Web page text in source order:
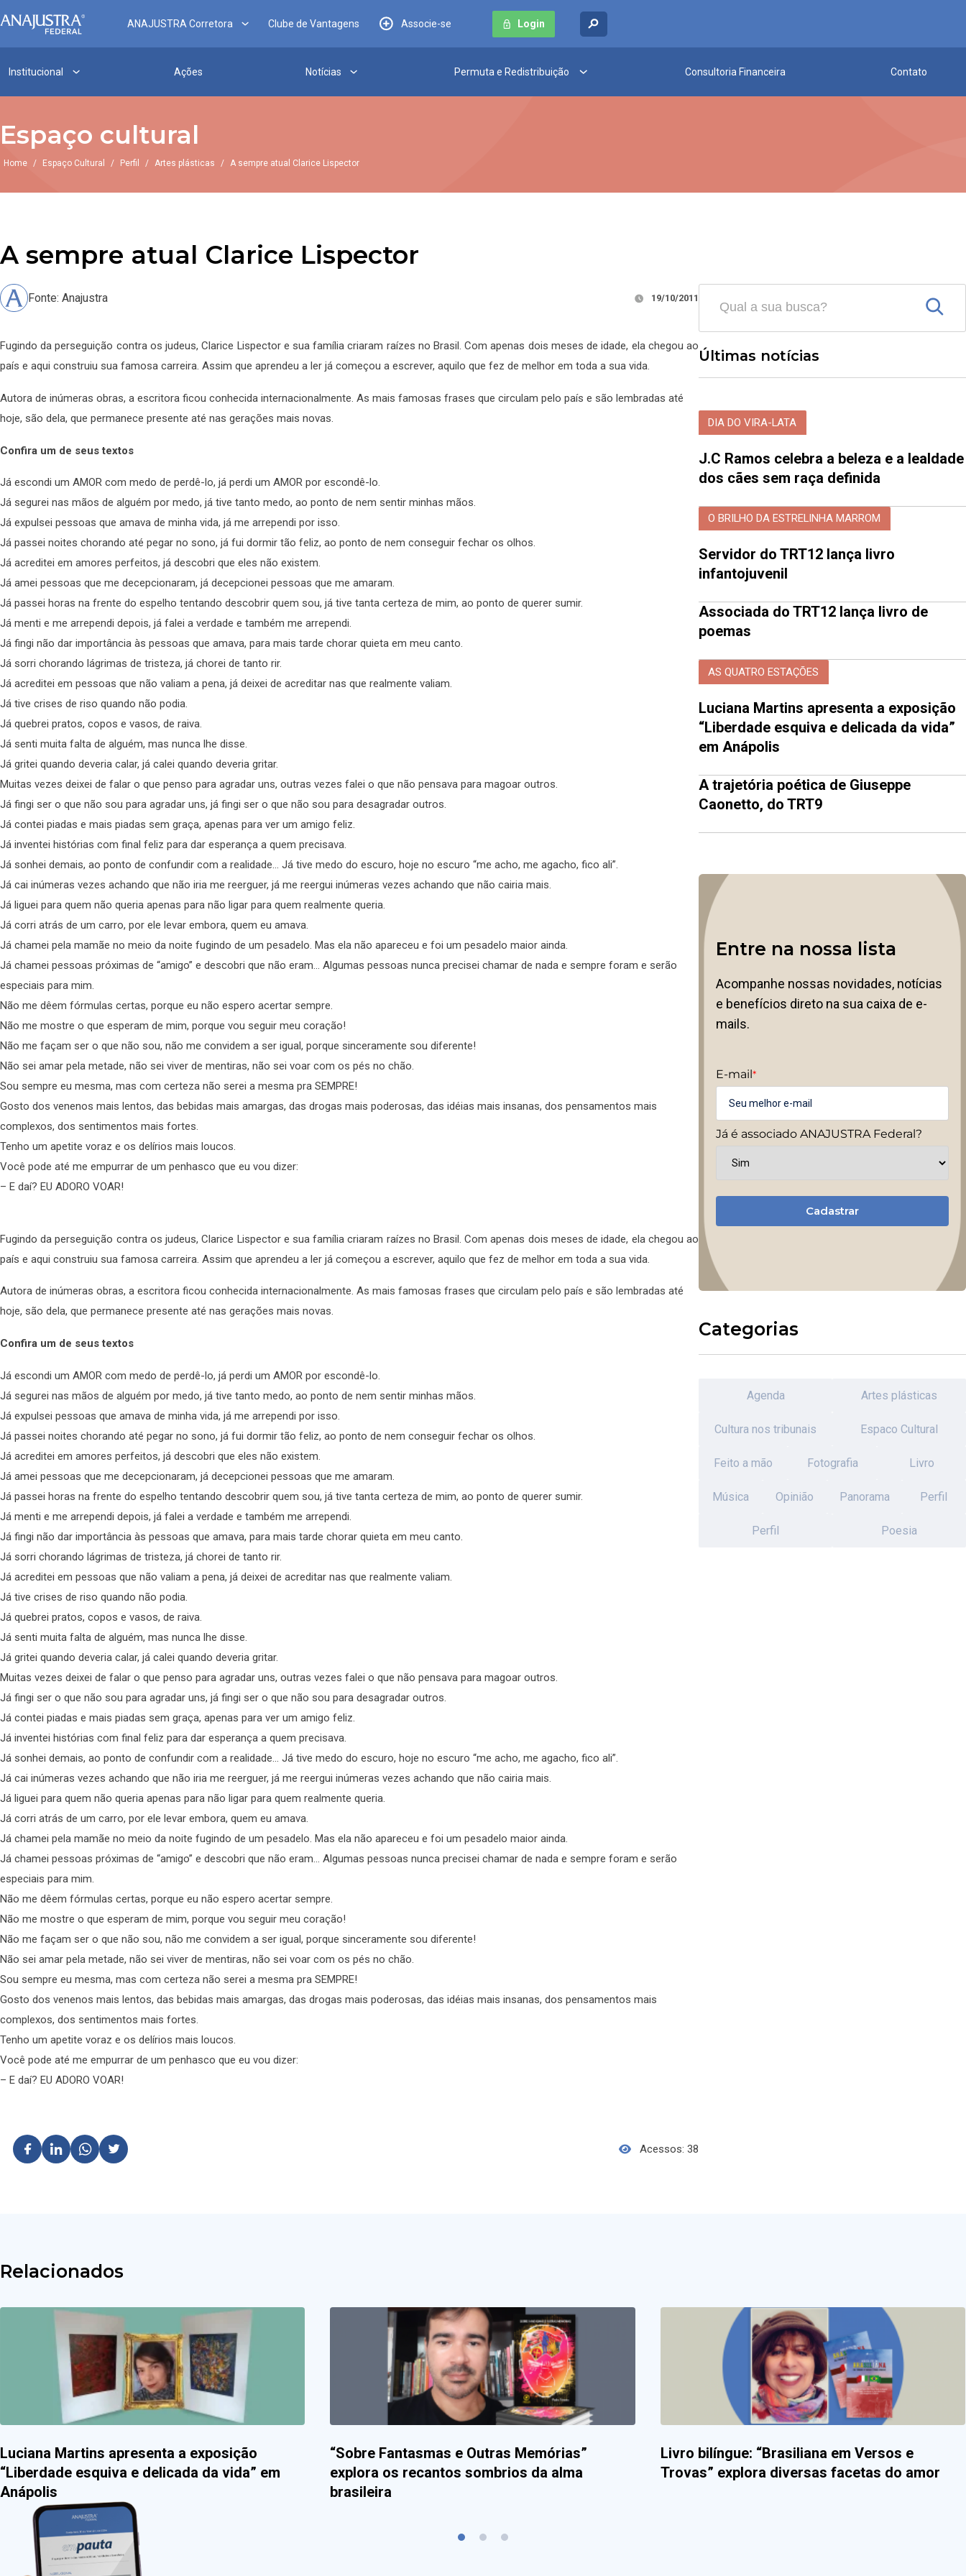
ANAJUSTRA Corretora Clube de Vantagens Associe-se Login
Institucional Ações Notícias Permuta e Redistribuição Consultoria Financeira Contato
Espaço cultural
Home / Espaço Cultural / Perfil / Artes plásticas / A sempre atual Clarice Lispector
A sempre atual Clarice Lispector
Fonte: Anajustra 19/10/2011
Fugindo da perseguição contra os judeus, Clarice Lispector e sua família criaram raízes no Brasil. Com apenas dois meses de idade, ela chegou ao
país e aqui construiu sua famosa carreira. Assim que aprendeu a ler já começou a escrever, aquilo que fez de melhor em toda a sua vida.
Autora de inúmeras obras, a escritora ficou conhecida internacionalmente. As mais famosas frases que circulam pelo país e são lembradas até
hoje, são dela, que permanece presente até nas gerações mais novas.
Confira um de seus textos
Já escondi um AMOR com medo de perdê-lo, já perdi um AMOR por escondê-lo.
Já segurei nas mãos de alguém por medo, já tive tanto medo, ao ponto de nem sentir minhas mãos.
Já expulsei pessoas que amava de minha vida, já me arrependi por isso.
Já passei noites chorando até pegar no sono, já fui dormir tão feliz, ao ponto de nem conseguir fechar os olhos.
Já acreditei em amores perfeitos, já descobri que eles não existem.
Já amei pessoas que me decepcionaram, já decepcionei pessoas que me amaram.
Já passei horas na frente do espelho tentando descobrir quem sou, já tive tanta certeza de mim, ao ponto de querer sumir.
Já menti e me arrependi depois, já falei a verdade e também me arrependi.
Já fingi não dar importância às pessoas que amava, para mais tarde chorar quieta em meu canto.
Já sorri chorando lágrimas de tristeza, já chorei de tanto rir.
Já acreditei em pessoas que não valiam a pena, já deixei de acreditar nas que realmente valiam.
Já tive crises de riso quando não podia.
Já quebrei pratos, copos e vasos, de raiva.
Já senti muita falta de alguém, mas nunca lhe disse.
Já gritei quando deveria calar, já calei quando deveria gritar.
Muitas vezes deixei de falar o que penso para agradar uns, outras vezes falei o que não pensava para magoar outros.
Já fingi ser o que não sou para agradar uns, já fingi ser o que não sou para desagradar outros.
Já contei piadas e mais piadas sem graça, apenas para ver um amigo feliz.
Já inventei histórias com final feliz para dar esperança a quem precisava.
Já sonhei demais, ao ponto de confundir com a realidade… Já tive medo do escuro, hoje no escuro “me acho, me agacho, fico ali”.
Já cai inúmeras vezes achando que não iria me reerguer, já me reergui inúmeras vezes achando que não cairia mais.
Já liguei para quem não queria apenas para não ligar para quem realmente queria.
Já corri atrás de um carro, por ele levar embora, quem eu amava.
Já chamei pela mamãe no meio da noite fugindo de um pesadelo. Mas ela não apareceu e foi um pesadelo maior ainda.
Já chamei pessoas próximas de “amigo” e descobri que não eram… Algumas pessoas nunca precisei chamar de nada e sempre foram e serão
especiais para mim.
Não me dêem fórmulas certas, porque eu não espero acertar sempre.
Não me mostre o que esperam de mim, porque vou seguir meu coração!
Não me façam ser o que não sou, não me convidem a ser igual, porque sinceramente sou diferente!
Não sei amar pela metade, não sei viver de mentiras, não sei voar com os pés no chão.
Sou sempre eu mesma, mas com certeza não serei a mesma pra SEMPRE!
Gosto dos venenos mais lentos, das bebidas mais amargas, das drogas mais poderosas, das idéias mais insanas, dos pensamentos mais
complexos, dos sentimentos mais fortes.
Tenho um apetite voraz e os delírios mais loucos.
Você pode até me empurrar de um penhasco que eu vou dizer:
– E daí? EU ADORO VOAR!
Fugindo da perseguição contra os judeus, Clarice Lispector e sua família criaram raízes no Brasil. Com apenas dois meses de idade, ela chegou ao
país e aqui construiu sua famosa carreira. Assim que aprendeu a ler já começou a escrever, aquilo que fez de melhor em toda a sua vida.
Autora de inúmeras obras, a escritora ficou conhecida internacionalmente. As mais famosas frases que circulam pelo país e são lembradas até
hoje, são dela, que permanece presente até nas gerações mais novas.
Confira um de seus textos
Já escondi um AMOR com medo de perdê-lo, já perdi um AMOR por escondê-lo.
Já segurei nas mãos de alguém por medo, já tive tanto medo, ao ponto de nem sentir minhas mãos.
Já expulsei pessoas que amava de minha vida, já me arrependi por isso.
Já passei noites chorando até pegar no sono, já fui dormir tão feliz, ao ponto de nem conseguir fechar os olhos.
Já acreditei em amores perfeitos, já descobri que eles não existem.
Já amei pessoas que me decepcionaram, já decepcionei pessoas que me amaram.
Já passei horas na frente do espelho tentando descobrir quem sou, já tive tanta certeza de mim, ao ponto de querer sumir.
Já menti e me arrependi depois, já falei a verdade e também me arrependi.
Já fingi não dar importância às pessoas que amava, para mais tarde chorar quieta em meu canto.
Já sorri chorando lágrimas de tristeza, já chorei de tanto rir.
Já acreditei em pessoas que não valiam a pena, já deixei de acreditar nas que realmente valiam.
Já tive crises de riso quando não podia.
Já quebrei pratos, copos e vasos, de raiva.
Já senti muita falta de alguém, mas nunca lhe disse.
Já gritei quando deveria calar, já calei quando deveria gritar.
Muitas vezes deixei de falar o que penso para agradar uns, outras vezes falei o que não pensava para magoar outros.
Já fingi ser o que não sou para agradar uns, já fingi ser o que não sou para desagradar outros.
Já contei piadas e mais piadas sem graça, apenas para ver um amigo feliz.
Já inventei histórias com final feliz para dar esperança a quem precisava.
Já sonhei demais, ao ponto de confundir com a realidade… Já tive medo do escuro, hoje no escuro “me acho, me agacho, fico ali”.
Já cai inúmeras vezes achando que não iria me reerguer, já me reergui inúmeras vezes achando que não cairia mais.
Já liguei para quem não queria apenas para não ligar para quem realmente queria.
Já corri atrás de um carro, por ele levar embora, quem eu amava.
Já chamei pela mamãe no meio da noite fugindo de um pesadelo. Mas ela não apareceu e foi um pesadelo maior ainda.
Já chamei pessoas próximas de “amigo” e descobri que não eram… Algumas pessoas nunca precisei chamar de nada e sempre foram e serão
especiais para mim.
Não me dêem fórmulas certas, porque eu não espero acertar sempre.
Não me mostre o que esperam de mim, porque vou seguir meu coração!
Não me façam ser o que não sou, não me convidem a ser igual, porque sinceramente sou diferente!
Não sei amar pela metade, não sei viver de mentiras, não sei voar com os pés no chão.
Sou sempre eu mesma, mas com certeza não serei a mesma pra SEMPRE!
Gosto dos venenos mais lentos, das bebidas mais amargas, das drogas mais poderosas, das idéias mais insanas, dos pensamentos mais
complexos, dos sentimentos mais fortes.
Tenho um apetite voraz e os delírios mais loucos.
Você pode até me empurrar de um penhasco que eu vou dizer:
– E daí? EU ADORO VOAR!
Acessos: 38
Últimas notícias
DIA DO VIRA-LATA
J.C Ramos celebra a beleza e a lealdade
dos cães sem raça definida
O BRILHO DA ESTRELINHA MARROM
Servidor do TRT12 lança livro
infantojuvenil
Associada do TRT12 lança livro de
poemas
AS QUATRO ESTAÇÕES
Luciana Martins apresenta a exposição
“Liberdade esquiva e delicada da vida”
em Anápolis
A trajetória poética de Giuseppe
Caonetto, do TRT9
Entre na nossa lista
Acompanhe nossas novidades, notícias
e benefícios direto na sua caixa de e-
mails.
E-mail*
Já é associado ANAJUSTRA Federal?
Cadastrar
Categorias
Agenda Artes plásticas
Cultura nos tribunais Espaco Cultural
Feito a mão Fotografia Livro
Música Opinião Panorama Perfil
Perfil Poesia
Relacionados
Luciana Martins apresenta a exposição
“Liberdade esquiva e delicada da vida” em
Anápolis
“Sobre Fantasmas e Outras Memórias”
explora os recantos sombrios da alma
brasileira
Livro bilíngue: “Brasiliana em Versos e
Trovas” explora diversas facetas do amor